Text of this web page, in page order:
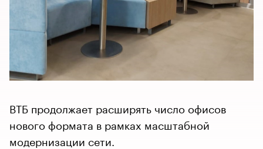
ВТБ продолжает расширять число офисов
нового формата в рамках масштабной
модернизации сети.